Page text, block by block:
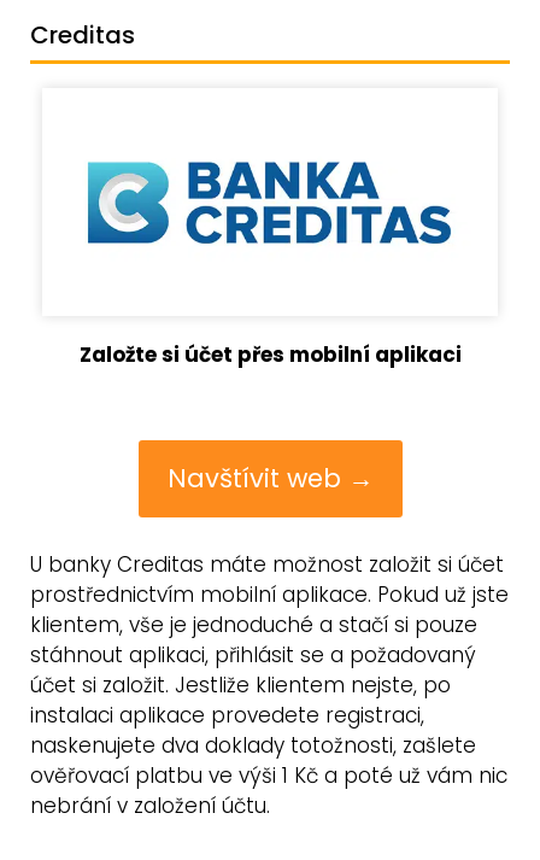
Creditas
Založte si účet přes mobilní aplikaci
Navštívit web →
U banky Creditas máte možnost založit si účet
prostřednictvím mobilní aplikace. Pokud už jste
klientem, vše je jednoduché a stačí si pouze
stáhnout aplikaci, přihlásit se a požadovaný
účet si založit. Jestliže klientem nejste, po
instalaci aplikace provedete registraci,
naskenujete dva doklady totožnosti, zašlete
ověřovací platbu ve výši 1 Kč a poté už vám nic
nebrání v založení účtu.